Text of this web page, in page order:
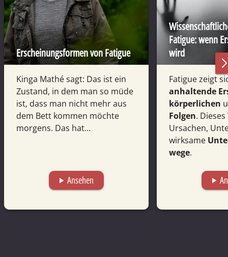
Erscheinungsformen von Fatigue
Kinga Mathé sagt: Das ist ein
Zustand, in dem man so müde
ist, dass man nicht mehr aus
dem Bett kommen möchte
morgens. Das hat...
play_arrow Ansehen
Fatigue: wenn
wird
Fatigue zeigt
anhaltende
körperlichen
Folgen.
Ursachen,
wirksame
wege.
play_arrow